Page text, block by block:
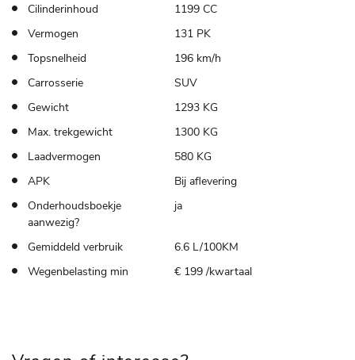
Cilinderinhoud
1199 CC
Vermogen
131 PK
Topsnelheid
196 km/h
Carrosserie
SUV
Gewicht
1293 KG
Max. trekgewicht
1300 KG
Laadvermogen
580 KG
APK
Bij aflevering
Onderhoudsboekje
aanwezig?
ja
Gemiddeld verbruik
6.6 L/100KM
Wegenbelasting min
€ 199 /kwartaal